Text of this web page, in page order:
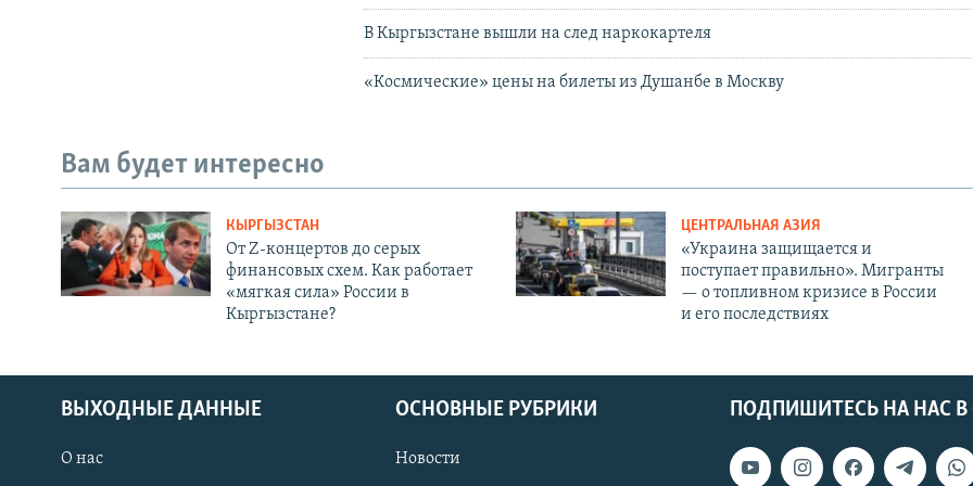
В Кыргызстане вышли на след наркокартеля
«Космические» цены на билеты из Душанбе в Москву
Вам будет интересно
КЫРГЫЗСТАН
От Z-концертов до серых
финансовых схем. Как работает
«мягкая сила» России в
Кыргызстане?
ЦЕНТРАЛЬНАЯ АЗИЯ
«Украина защищается и
поступает правильно». Мигранты
— о топливном кризисе в России
и его последствиях
ПОДПИШИТЕСЬ НА НАС В
ВЫХОДНЫЕ ДАННЫЕ
О нас
ОСНОВНЫЕ РУБРИКИ
Новости